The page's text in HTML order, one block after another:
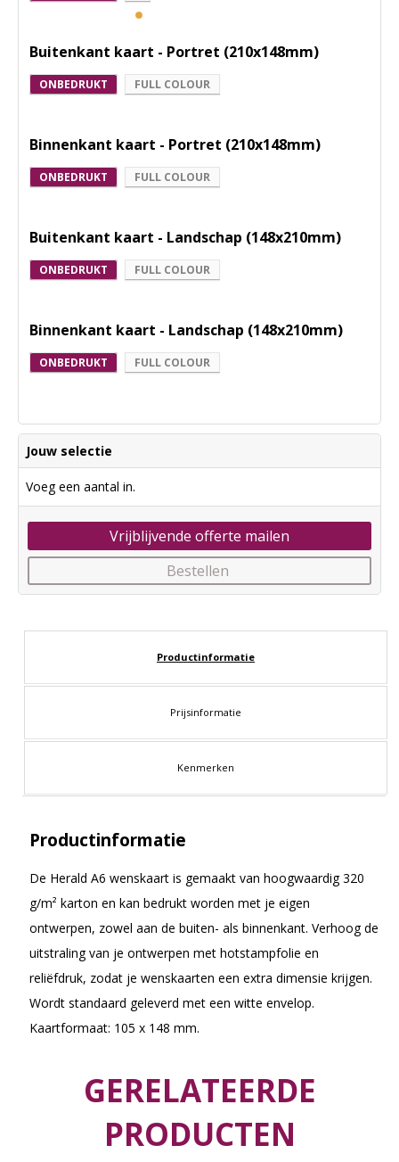
Buitenkant kaart - Portret (210x148mm)
ONBEDRUKT FULL COLOUR
Binnenkant kaart - Portret (210x148mm)
ONBEDRUKT FULL COLOUR
Buitenkant kaart - Landschap (148x210mm)
ONBEDRUKT FULL COLOUR
Binnenkant kaart - Landschap (148x210mm)
ONBEDRUKT FULL COLOUR
Jouw selectie
Voeg een aantal in.
Vrijblijvende offerte mailen
Bestellen
Productinformatie
Prijsinformatie
Kenmerken
Productinformatie
De Herald A6 wenskaart is gemaakt van hoogwaardig 320
g/m² karton en kan bedrukt worden met je eigen
ontwerpen, zowel aan de buiten- als binnenkant. Verhoog de
uitstraling van je ontwerpen met hotstampfolie en
reliëfdruk, zodat je wenskaarten een extra dimensie krijgen.
Wordt standaard geleverd met een witte envelop.
Kaartformaat: 105 x 148 mm.
GERELATEERDE
PRODUCTEN